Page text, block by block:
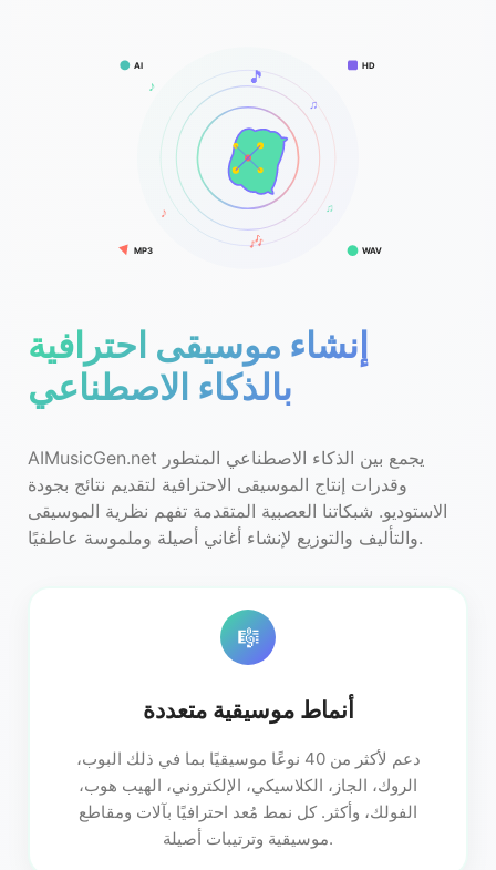
♪
♫
♪ ♫
🎵
🎶
AI HD
MP3 WAV
إنشاء موسيقى احترافية
بالذكاء الاصطناعي
AIMusicGen.net يجمع بين الذكاء الاصطناعي المتطور
وقدرات إنتاج الموسيقى الاحترافية لتقديم نتائج بجودة
الاستوديو. شبكاتنا العصبية المتقدمة تفهم نظرية الموسيقى
والتأليف والتوزيع لإنشاء أغاني أصيلة وملموسة عاطفيًا.
🎼
أنماط موسيقية متعددة
دعم لأكثر من 40 نوعًا موسيقيًا بما في ذلك البوب،
الروك، الجاز، الكلاسيكي، الإلكتروني، الهيب هوب،
الفولك، وأكثر. كل نمط مُعد احترافيًا بآلات ومقاطع
موسيقية وترتيبات أصيلة.